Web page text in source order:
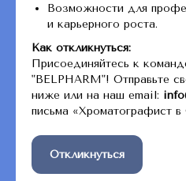
Возможности для
и карьерного роста.
Как откликнуться:
Присоединяйтесь к
"BELPHARM"! Отправьте
ниже или на наш email:
письма «Хроматографист
Откликнуться